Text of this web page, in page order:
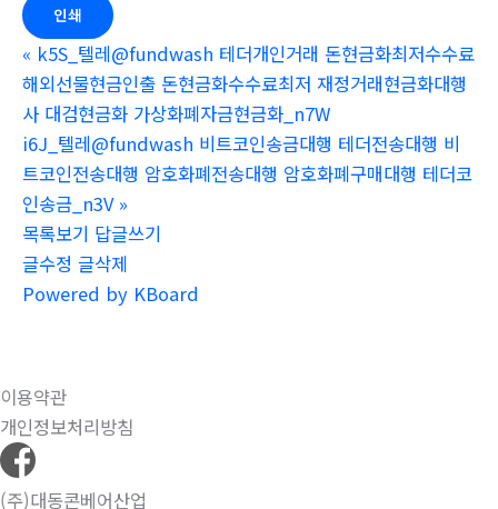
인쇄
« k5S_텔레@fundwash 테더개인거래 돈현금화최저수수료
해외선물현금인출 돈현금화수수료최저 재정거래현금화대행
사 대검현금화 가상화폐자금현금화_n7W
i6J_텔레@fundwash 비트코인송금대행 테더전송대행 비
트코인전송대행 암호화폐전송대행 암호화폐구매대행 테더코
인송금_n3V »
목록보기 답글쓰기
글수정 글삭제
Powered by KBoard
이용약관
개인정보처리방침
(주)대동콘베어산업